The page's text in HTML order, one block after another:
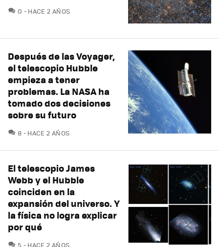
0 COMENTARIOS
HACE 2 AÑOS
Después de las Voyager,
el telescopio Hubble
empieza a tener
problemas. La NASA ha
tomado dos decisiones
sobre su futuro
8 COMENTARIOS
HACE 2 AÑOS
El telescopio James
Webb y el Hubble
coinciden en la
expansión del universo. Y
la física no logra explicar
por qué
5 COMENTARIOS
HACE 2 AÑOS